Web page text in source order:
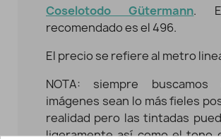
Coselotodo Gütermann.
recomendado es el 496.
El precio se refiere al metro
NOTA: siempre
imágenes sean lo más fieles
realidad pero las tintadas
ligeramente así como el tono